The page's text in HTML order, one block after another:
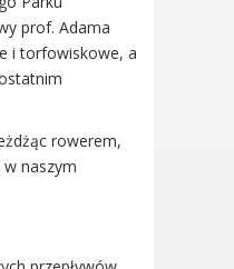
prof. Adama
i torfowiskowe, a
rowerem,
naszym